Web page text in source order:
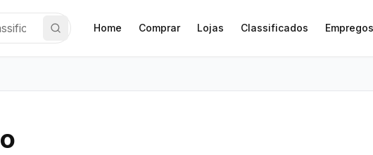
Home Comprar Lojas Classificados Empregos